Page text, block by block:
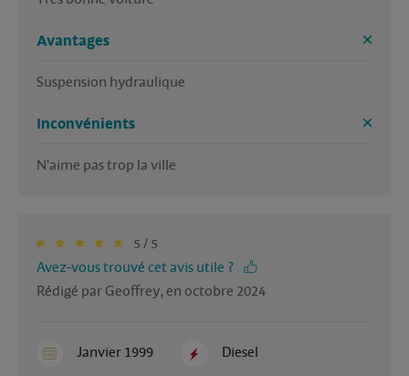
Avantages
Inconvénients
N'aime pas trop la ville
5 / 5
Avez-vous trouvé cet avis utile ?
Rédigé par Geoffrey, en octobre 2024
Janvier 1999 Diesel